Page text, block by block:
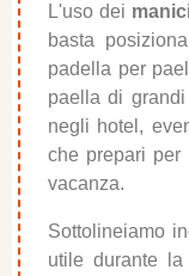
L'uso dei
basta
padella per
paella di
negli hotel,
che prepari
vacanza.
Sottolineiamo
utile durante